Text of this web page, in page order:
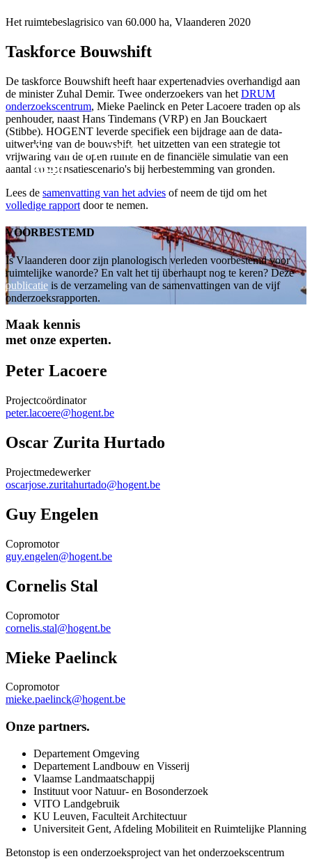
Betonstop 2020-
2040.
Het ruimtebeslagrisico van 60.000 ha, Vlaanderen 2020
Taskforce Bouwshift
De taskforce Bouwshift heeft haar experten­advies overhandigd aan
de minister Zuhal Demir. Twee onderzoekers van het DRUM
onderzoeks­centrum, Mieke Paelinck en Peter Lacoere traden op als
penhouder, naast Hans Tindemans (VRP) en Jan Bouckaert
(Stibbe). HOGENT leverde specifiek een bijdrage aan de data-
uitwerking van de bouwshift, het uitzetten van een strategie tot
vrijwaring van de open ruimte en de financiële simulatie van een
aantal compensatiescenario's bij herbestemming van gronden.
Lees de samenvatting van het advies of neem de tijd om het
volledige rapport door te nemen.
VOORBESTEMD
Is Vlaanderen door zijn planologisch verleden voorbestemd voor
ruimtelijke wanorde? En valt het tij überhaupt nog te keren? Deze
publicatie is de verzameling van de samenvattingen van de vijf
onderzoeksrapporten.
Maak kennis
met onze experten.
Peter Lacoere
Projectcoördinator
peter.lacoere@hogent.be
Oscar Zurita Hurtado
Projectmedewerker
oscarjose.zuritahurtado@hogent.be
Guy Engelen
Copromotor
guy.engelen@hogent.be
Cornelis Stal
Copromotor
cornelis.stal@hogent.be
Mieke Paelinck
Copromotor
mieke.paelinck@hogent.be
Onze partners.
Departement Omgeving
Departement Landbouw en Visserij
Vlaamse Landmaatschappij
Instituut voor Natuur- en Bosonderzoek
VITO Landgebruik
KU Leuven, Faculteit Architectuur
Universiteit Gent, Afdeling Mobiliteit en Ruimtelijke Planning
Betonstop is een onderzoeksproject van het onderzoekscentrum